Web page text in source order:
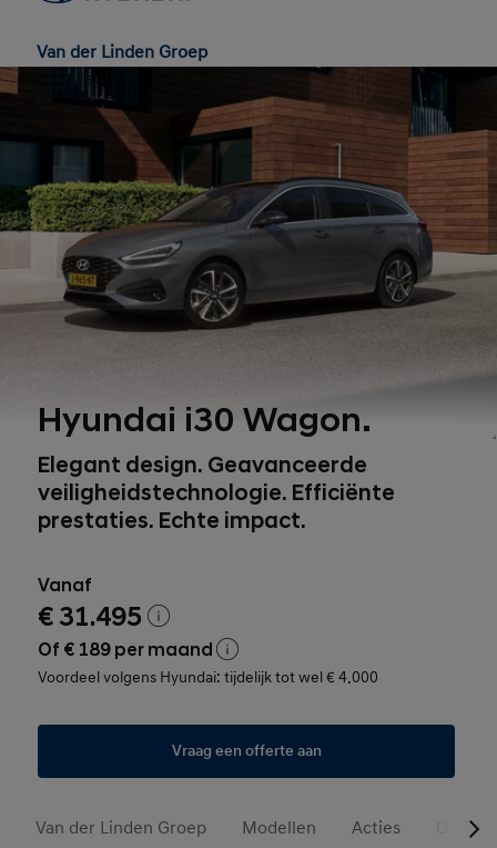
Van der Linden Groep
Menu
Hyundai i30 Wagon.
Elegant design. Geavanceerde
veiligheidstechnologie. Efficiënte
prestaties. Echte impact.
Vanaf
€ 31.495
Of € 189 per maand
Voordeel volgens Hyundai: tijdelijk tot wel € 4.000
Vraag een offerte aan
Van der Linden Groep Modellen Acties